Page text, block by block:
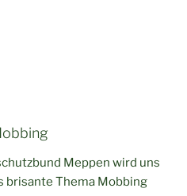
Meppen wird uns
brisante Thema Mobbing